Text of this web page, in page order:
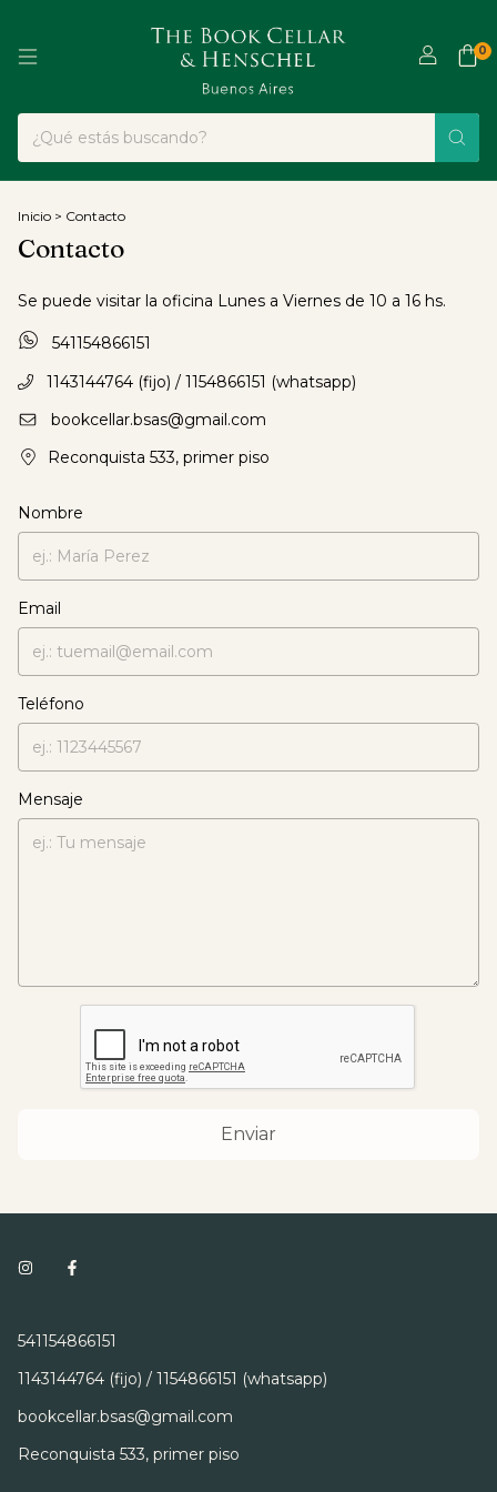
0
Inicio > Contacto
Contacto
Se puede visitar la oficina Lunes a Viernes de 10 a 16 hs.
541154866151
1143144764 (fijo) / 1154866151 (whatsapp)
bookcellar.bsas@gmail.com
Reconquista 533, primer piso
Nombre
Email
Teléfono
Mensaje
Enviar
541154866151
1143144764 (fijo) / 1154866151 (whatsapp)
bookcellar.bsas@gmail.com
Reconquista 533, primer piso